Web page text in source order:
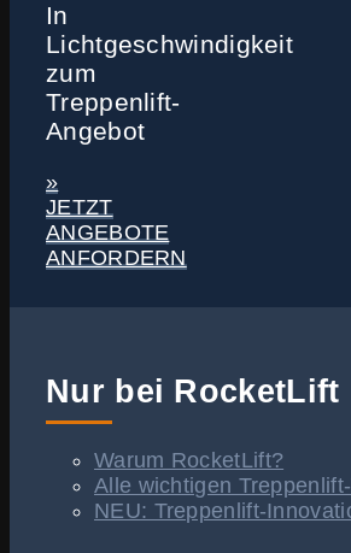
In
Lichtgeschwindigkeit
zum
Treppenlift-
Angebot
»
JETZT
ANGEBOTE
ANFORDERN
Nur bei RocketLift
Warum RocketLift?
Alle wichtigen
NEU: Treppenlift-